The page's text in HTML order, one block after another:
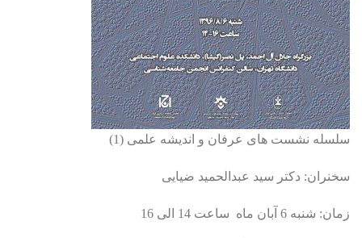
سلسله نشست های عرفان و اندیشه علمی (1)
سخنران: دکتر سید عبدالحمید ضیایی
زمان: شنبه 6 آبان ماه ساعت 14 الی 16